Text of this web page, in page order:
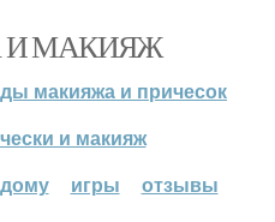
И МАКИЯЖ
макияжа и причесок
и макияж
игры отзывы